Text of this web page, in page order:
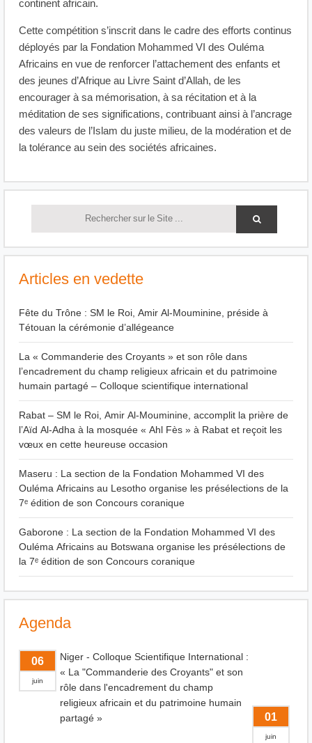
continent africain.
Cette compétition s’inscrit dans le cadre des efforts continus
déployés par la Fondation Mohammed VI des Ouléma
Africains en vue de renforcer l’attachement des enfants et
des jeunes d’Afrique au Livre Saint d’Allah, de les
encourager à sa mémorisation, à sa récitation et à la
méditation de ses significations, contribuant ainsi à l’ancrage
des valeurs de l’Islam du juste milieu, de la modération et de
la tolérance au sein des sociétés africaines.
Articles en vedette
Fête du Trône : SM le Roi, Amir Al-Mouminine, préside à
Tétouan la cérémonie d’allégeance
La « Commanderie des Croyants » et son rôle dans
l’encadrement du champ religieux africain et du patrimoine
humain partagé – Colloque scientifique international
Rabat – SM le Roi, Amir Al-Mouminine, accomplit la prière de
l’Aïd Al-Adha à la mosquée « Ahl Fès » à Rabat et reçoit les
vœux en cette heureuse occasion
Maseru : La section de la Fondation Mohammed VI des
Ouléma Africains au Lesotho organise les présélections de la
7ᵉ édition de son Concours coranique
Gaborone : La section de la Fondation Mohammed VI des
Ouléma Africains au Botswana organise les présélections de
la 7ᵉ édition de son Concours coranique
Agenda
06
juin
Niger - Colloque Scientifique International :
« La "Commanderie des Croyants" et son
rôle dans l'encadrement du champ
religieux africain et du patrimoine humain
partagé »
01
juin